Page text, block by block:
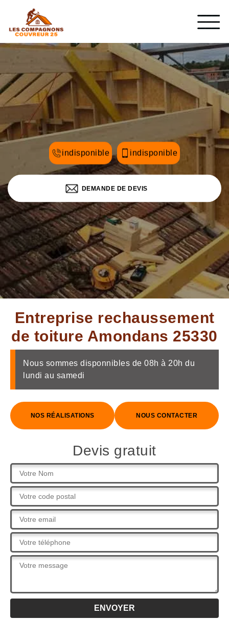
indisponible indisponible
DEMANDE DE DEVIS
Entreprise rechaussement
de toiture Amondans 25330
Nous sommes disponnibles de 08h à 20h du
lundi au samedi
NOS RÉALISATIONS NOUS CONTACTER
Devis gratuit